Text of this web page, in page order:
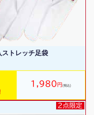
ストレッチ足袋
1,980 円 (税込)
2点限定